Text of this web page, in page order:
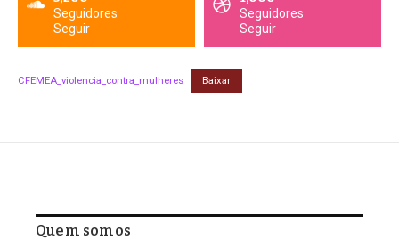
Seguidores
Seguir
Seguidores
Seguir
CFEMEA_violencia_contra_mulheres Baixar
Quem somos